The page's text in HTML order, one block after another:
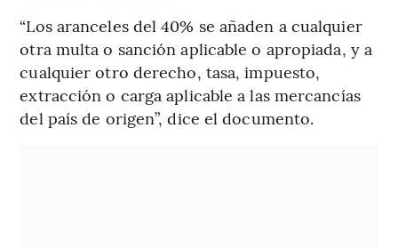
“Los aranceles del 40% se añaden a cualquier
otra multa o sanción aplicable o apropiada, y a
cualquier otro derecho, tasa, impuesto,
extracción o carga aplicable a las mercancías
del país de origen”, dice el documento.